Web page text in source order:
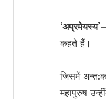
‘अप्रमेयस्य’
कहते हैं।
जिसमें
महापुरुष